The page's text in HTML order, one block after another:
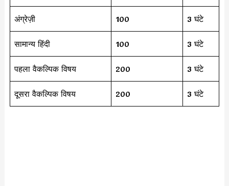
अंग्रेज़ी 100 3 घंटे
सामान्य हिंदी 100 3 घंटे
पहला वैकल्पिक विषय 200 3 घंटे
दूसरा वैकल्पिक विषय 200 3 घंटे